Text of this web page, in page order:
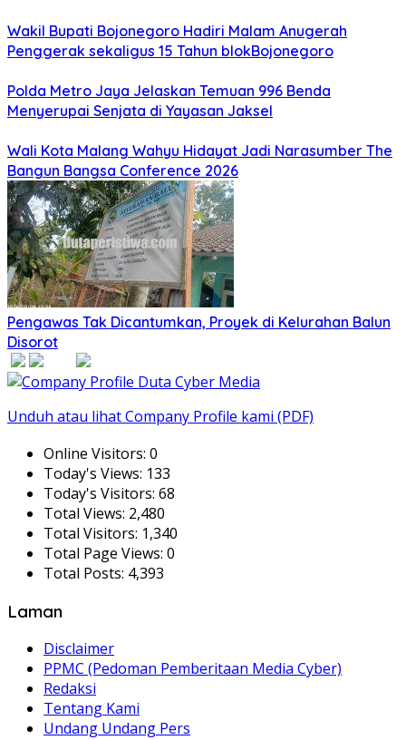
Wakil Bupati Bojonegoro Hadiri Malam Anugerah
Penggerak sekaligus 15 Tahun blokBojonegoro
Polda Metro Jaya Jelaskan Temuan 996 Benda
Menyerupai Senjata di Yayasan Jaksel
Wali Kota Malang Wahyu Hidayat Jadi Narasumber The
Bangun Bangsa Conference 2026
Pengawas Tak Dicantumkan, Proyek di Kelurahan Balun
Disorot
Unduh atau lihat Company Profile kami (PDF)
Online Visitors: 0
Today's Views: 133
Today's Visitors: 68
Total Views: 2,480
Total Visitors: 1,340
Total Page Views: 0
Total Posts: 4,393
Laman
Disclaimer
PPMC (Pedoman Pemberitaan Media Cyber)
Redaksi
Tentang Kami
Undang Undang Pers